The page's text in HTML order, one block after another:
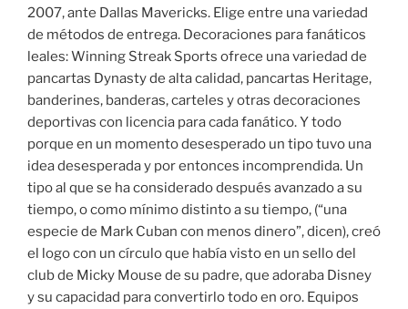
2007, ante Dallas Mavericks. Elige entre una variedad
de métodos de entrega. Decoraciones para fanáticos
leales: Winning Streak Sports ofrece una variedad de
pancartas Dynasty de alta calidad, pancartas Heritage,
banderines, banderas, carteles y otras decoraciones
deportivas con licencia para cada fanático. Y todo
porque en un momento desesperado un tipo tuvo una
idea desesperada y por entonces incomprendida. Un
tipo al que se ha considerado después avanzado a su
tiempo, o como mínimo distinto a su tiempo, (“una
especie de Mark Cuban con menos dinero”, dicen), creó
el logo con un círculo que había visto en un sello del
club de Micky Mouse de su padre, que adoraba Disney
y su capacidad para convertirlo todo en oro. Equipos